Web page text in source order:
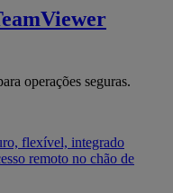
operações seguras.
flexível, integrado
remoto no chão de